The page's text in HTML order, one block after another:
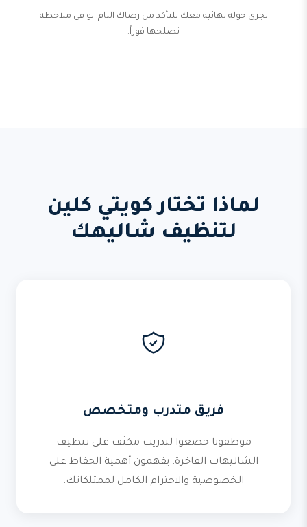
نجري جولة نهائية معك للتأكد من رضاك التام. لو في ملاحظة
نصلحها فوراً.
لماذا تختار كويتي كلين
لتنظيف شاليهك
فريق متدرب ومتخصص
موظفونا خضعوا لتدريب مكثف على تنظيف
الشاليهات الفاخرة. يفهمون أهمية الحفاظ على
الخصوصية والاحترام الكامل لممتلكاتك.